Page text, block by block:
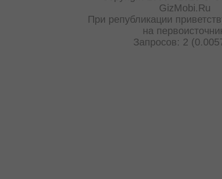
GizMobi.Ru
При републикации
на
Запросов: 2